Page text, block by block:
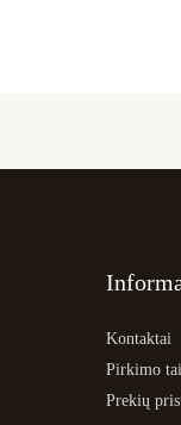
Kontaktai
Pirkimo
Prekių